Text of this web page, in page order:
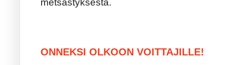
metsästyksestä.
ONNEKSI OLKOON VOITTAJILLE!